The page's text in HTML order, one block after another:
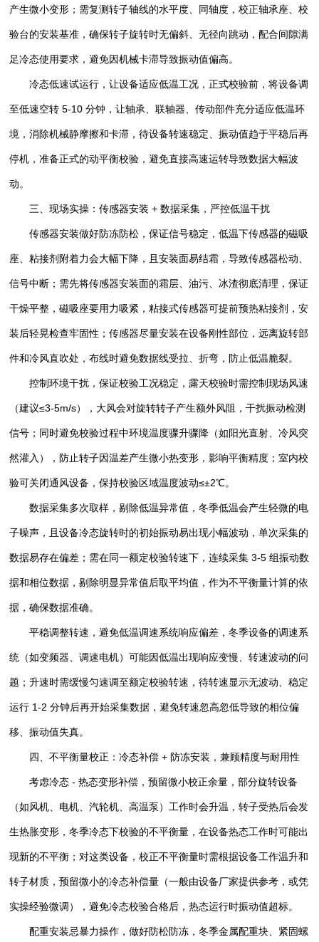
产生微小变形；需复测转子轴线的水平度、同轴度，校正轴承座、校
验台的安装基准，确保转子旋转时无偏斜、无径向跳动，配合间隙满
足冷态使用要求，避免因机械卡滞导致振动值偏高。
冷态低速试运行，让设备适应低温工况，正式校验前，将设备调
至低速空转 5-10 分钟，让轴承、联轴器、传动部件充分适应低温环
境，消除机械静摩擦和卡滞，待设备转速稳定、振动值趋于平稳后再
停机，准备正式的动平衡校验，避免直接高速运转导致数据大幅波
动。
三、现场实操：传感器安装 + 数据采集，严控低温干扰
传感器安装做好防冻防松，保证信号稳定，低温下传感器的磁吸
座、粘接剂附着力会大幅下降，且安装面易结霜，导致传感器松动、
信号中断；需先将传感器安装面的霜层、油污、冰渣彻底清理，保证
干燥平整，磁吸座要用力吸紧，粘接式传感器可提前预热粘接剂，安
装后轻晃检查牢固性；传感器尽量安装在设备刚性部位，远离旋转部
件和冷风直吹处，布线时避免数据线受拉、折弯，防止低温脆裂。
控制环境干扰，保证校验工况稳定，露天校验时需控制现场风速
（建议≤3-5m/s），大风会对旋转转子产生额外风阻，干扰振动检测
信号；同时避免校验过程中环境温度骤升骤降（如阳光直射、冷风突
然灌入），防止转子因温差产生微小热变形，影响平衡精度；室内校
验可关闭通风设备，保持校验区域温度波动≤±2℃。
数据采集多次取样，剔除低温异常值，冬季低温会产生轻微的电
子噪声，且设备冷态旋转时的初始振动易出现小幅波动，单次采集的
数据易存在偏差；需在同一额定校验转速下，连续采集 3-5 组振动数
据和相位数据，剔除明显异常值后取平均值，作为不平衡量计算的依
据，确保数据准确。
平稳调整转速，避免低温调速系统响应偏差，冬季设备的调速系
统（如变频器、调速电机）可能因低温出现响应变慢、转速波动的问
题；升速时需缓慢匀速调至额定校验转速，待转速显示无波动、稳定
运行 1-2 分钟后再开始采集数据，避免转速忽高忽低导致的相位偏
移、振动值失真。
四、不平衡量校正：冷态补偿 + 防冻安装，兼顾精度与耐用性
考虑冷态 - 热态变形补偿，预留微小校正余量，部分旋转设备
（如风机、电机、汽轮机、高温泵）工作时会升温，转子受热后会发
生热胀变形，冬季冷态下校验的不平衡量，在设备热态工作时可能出
现新的不平衡；对这类设备，校正不平衡量时需根据设备工作温升和
转子材质，预留微小的冷态补偿量（一般由设备厂家提供参考，或凭
实操经验微调），避免冷态校验合格后，热态运行时振动值超标。
配重安装忌暴力操作，做好防松防冻，冬季金属配重块、紧固螺